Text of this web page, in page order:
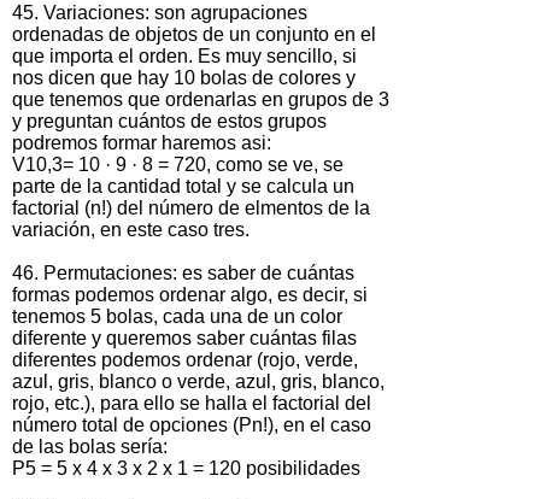
45. Variaciones: son agrupaciones
ordenadas de objetos de un conjunto en el
que importa el orden. Es muy sencillo, si
nos dicen que hay 10 bolas de colores y
que tenemos que ordenarlas en grupos de 3
y preguntan cuántos de estos grupos
podremos formar haremos asi:
V10,3= 10 · 9 · 8 = 720, como se ve, se
parte de la cantidad total y se calcula un
factorial (n!) del número de elmentos de la
variación, en este caso tres.
46. Permutaciones: es saber de cuántas
formas podemos ordenar algo, es decir, si
tenemos 5 bolas, cada una de un color
diferente y queremos saber cuántas filas
diferentes podemos ordenar (rojo, verde,
azul, gris, blanco o verde, azul, gris, blanco,
rojo, etc.), para ello se halla el factorial del
número total de opciones (Pn!), en el caso
de las bolas sería:
P5 = 5 x 4 x 3 x 2 x 1 = 120 posibilidades